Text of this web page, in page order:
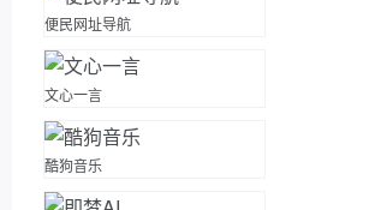
便民网址导航
文心一言
酷狗音乐